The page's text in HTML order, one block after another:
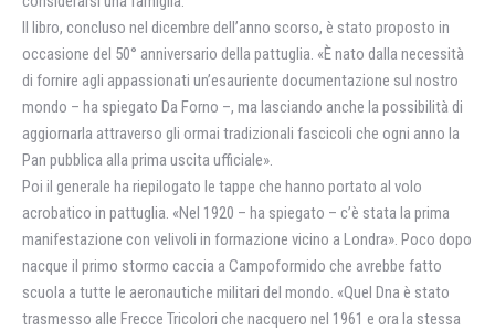
Il libro, concluso nel dicembre dell’anno scorso, è stato proposto in
occasione del 50° anniversario della pattuglia. «È nato dalla necessità
di fornire agli appassionati un’esauriente documentazione sul nostro
mondo – ha spiegato Da Forno –, ma lasciando anche la possibilità di
aggiornarla attraverso gli ormai tradizionali fascicoli che ogni anno la
Pan pubblica alla prima uscita ufficiale».
Poi il generale ha riepilogato le tappe che hanno portato al volo
acrobatico in pattuglia. «Nel 1920 – ha spiegato – c’è stata la prima
manifestazione con velivoli in formazione vicino a Londra». Poco dopo
nacque il primo stormo caccia a Campoformido che avrebbe fatto
scuola a tutte le aeronautiche militari del mondo. «Quel Dna è stato
trasmesso alle Frecce Tricolori che nacquero nel 1961 e ora la stessa